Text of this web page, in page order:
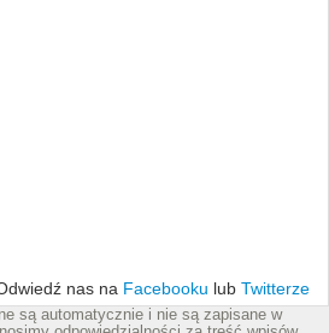
nas na Facebooku lub Twitterze
są automatycznie i nie są zapisane w